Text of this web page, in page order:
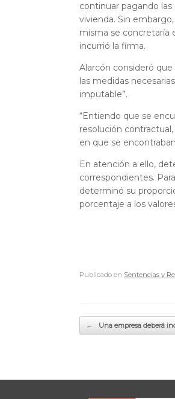
continuar pagando
vivienda. Sin
misma se concretaría
incurrió la firma.
Alarcón consideró
las medidas
imputable”.
“Entiendo que se
resolución
en que se
En atención a ello,
correspondientes.
determinó su
porcentaje a los
Publicado en Sentencias y
Navegador de artículos
← Una empresa deberá